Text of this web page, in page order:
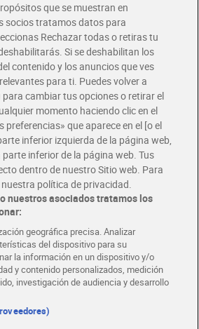
o Uber Eats
exclusivas.
y busca tu tienda más cercana
de tus compras.
aquí!
COMER MEJOR CADA DIA
ABRE TU TIENDA DIA CORPORATE
que se muestran en
socios tratamos datos para
Rechazar todas o retiras tu
Si se deshabilitan los
contenido y los anuncios que ves
para ti. Puedes volver a
para cambiar tus opciones o retirar el
momento haciendo clic en el
preferencias» que aparece en el [o el
inferior izquierda de la página web,
inferior de la página web. Tus
dentro de nuestro Sitio web. Para
política de privacidad.
nuestros asociados tratamos los
geográfica precisa. Analizar
del dispositivo para su
la información en un dispositivo y/o
y contenido personalizados, medición
investigación de audiencia y desarrollo